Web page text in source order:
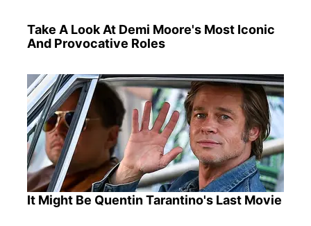
Take A Look At Demi Moore's Most Iconic
And Provocative Roles
It Might Be Quentin Tarantino's Last Movie